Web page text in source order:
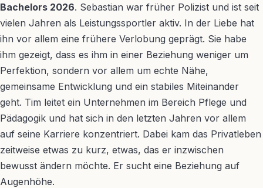
Bachelors 2026. Sebastian war früher Polizist und ist seit
vielen Jahren als Leistungssportler aktiv. In der Liebe hat
ihn vor allem eine frühere Verlobung geprägt. Sie habe
ihm gezeigt, dass es ihm in einer Beziehung weniger um
Perfektion, sondern vor allem um echte Nähe,
gemeinsame Entwicklung und ein stabiles Miteinander
geht. Tim leitet ein Unternehmen im Bereich Pflege und
Pädagogik und hat sich in den letzten Jahren vor allem
auf seine Karriere konzentriert. Dabei kam das Privatleben
zeitweise etwas zu kurz, etwas, das er inzwischen
bewusst ändern möchte. Er sucht eine Beziehung auf
Augenhöhe.